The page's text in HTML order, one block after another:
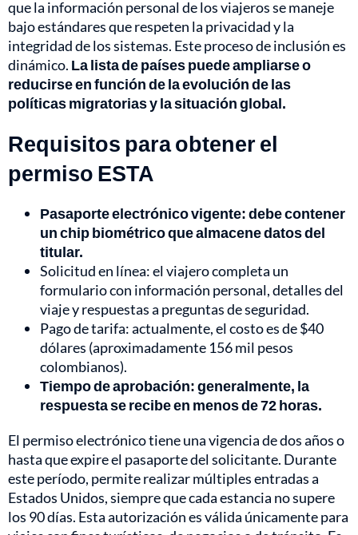
que la información personal de los viajeros se maneje
bajo estándares que respeten la privacidad y la
integridad de los sistemas. Este proceso de inclusión es
dinámico. La lista de países puede ampliarse o
reducirse en función de la evolución de las
políticas migratorias y la situación global.
Requisitos para obtener el
permiso ESTA
Pasaporte electrónico vigente: debe contener
un chip biométrico que almacene datos del
titular.
Solicitud en línea: el viajero completa un
formulario con información personal, detalles del
viaje y respuestas a preguntas de seguridad.
Pago de tarifa: actualmente, el costo es de $40
dólares (aproximadamente 156 mil pesos
colombianos).
Tiempo de aprobación: generalmente, la
respuesta se recibe en menos de 72 horas.
El permiso electrónico tiene una vigencia de dos años o
hasta que expire el pasaporte del solicitante. Durante
este período, permite realizar múltiples entradas a
Estados Unidos, siempre que cada estancia no supere
los 90 días. Esta autorización es válida únicamente para